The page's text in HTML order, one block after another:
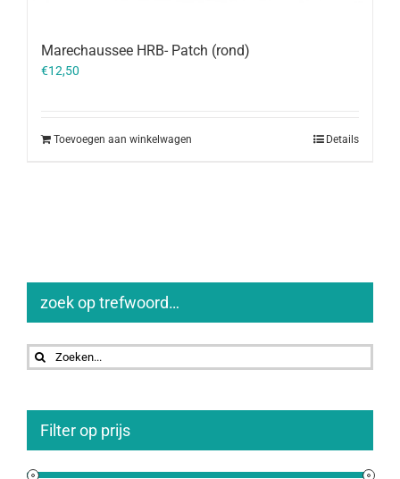
Marechaussee HRB- Patch (rond)
€12,50
Toevoegen aan winkelwagen Details
zoek op trefwoord…
Zoeken
naar:
Filter op prijs